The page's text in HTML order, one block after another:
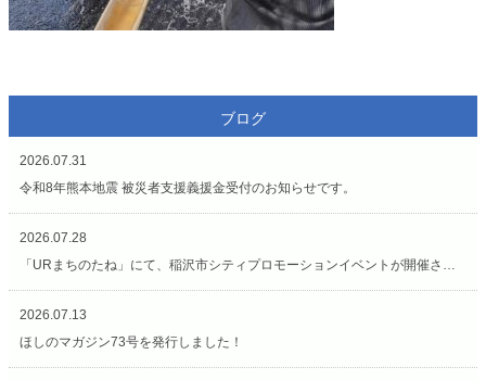
ブログ
2026.07.31
令和8年熊本地震 被災者支援義援金受付のお知らせです。
2026.07.28
「URまちのたね」にて、稲沢市シティプロモーションイベントが開催されています（7/27〜8/2）
2026.07.13
ほしのマガジン73号を発行しました！